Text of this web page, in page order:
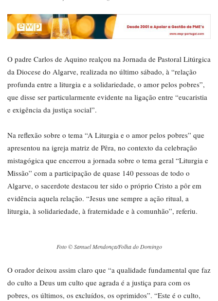
O padre Carlos de Aquino realçou na Jornada de Pastoral Litúrgica
da Diocese do Algarve, realizada no último sábado, à “relação
profunda entre a liturgia e a solidariedade, o amor pelos pobres”,
que disse ser particularmente evidente na ligação entre “eucaristia
e exigência da justiça social”.
Na reflexão sobre o tema “A Liturgia e o amor pelos pobres” que
apresentou na igreja matriz de Pêra, no contexto da celebração
mistagógica que encerrou a jornada sobre o tema geral “Liturgia e
Missão” com a participação de quase 140 pessoas de todo o
Algarve, o sacerdote destacou ter sido o próprio Cristo a pôr em
evidência aquela relação. “Jesus une sempre a ação ritual, a
liturgia, à solidariedade, à fraternidade e à comunhão”, referiu.
Foto © Samuel Mendonça/Folha do Domingo
O orador deixou assim claro que “a qualidade fundamental que faz
do culto a Deus um culto que agrada é a justiça para com os
pobres, os últimos, os excluídos, os oprimidos”. “Este é o culto,